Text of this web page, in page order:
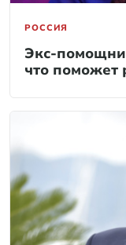
РОССИЯ
Экс-
что поможет